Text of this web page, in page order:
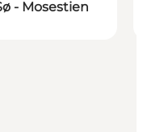
- Mosestien